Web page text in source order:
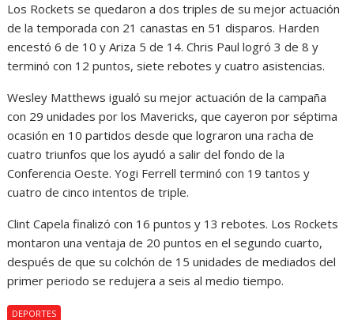
Los Rockets se quedaron a dos triples de su mejor actuación
de la temporada con 21 canastas en 51 disparos. Harden
encestó 6 de 10 y Ariza 5 de 14. Chris Paul logró 3 de 8 y
terminó con 12 puntos, siete rebotes y cuatro asistencias.
Wesley Matthews igualó su mejor actuación de la campaña
con 29 unidades por los Mavericks, que cayeron por séptima
ocasión en 10 partidos desde que lograron una racha de
cuatro triunfos que los ayudó a salir del fondo de la
Conferencia Oeste. Yogi Ferrell terminó con 19 tantos y
cuatro de cinco intentos de triple.
Clint Capela finalizó con 16 puntos y 13 rebotes. Los Rockets
montaron una ventaja de 20 puntos en el segundo cuarto,
después de que su colchón de 15 unidades de mediados del
primer periodo se redujera a seis al medio tiempo.
DEPORTES